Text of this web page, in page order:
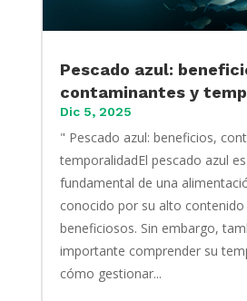
Pescado azul:
contaminantes y
Dic 5, 2025
" Pescado azul: beneficios,
temporalidadEl pescado azul
fundamental de una
conocido por su alto
beneficiosos. Sin embargo,
importante comprender su
cómo gestionar...